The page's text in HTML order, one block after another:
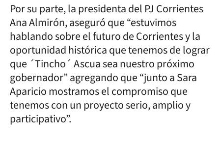
Por su parte, la presidenta del PJ Corrientes
Ana Almirón, aseguró que “estuvimos
hablando sobre el futuro de Corrientes y la
oportunidad histórica que tenemos de lograr
que ´Tincho´ Ascua sea nuestro próximo
gobernador” agregando que “junto a Sara
Aparicio mostramos el compromiso que
tenemos con un proyecto serio, amplio y
participativo”.